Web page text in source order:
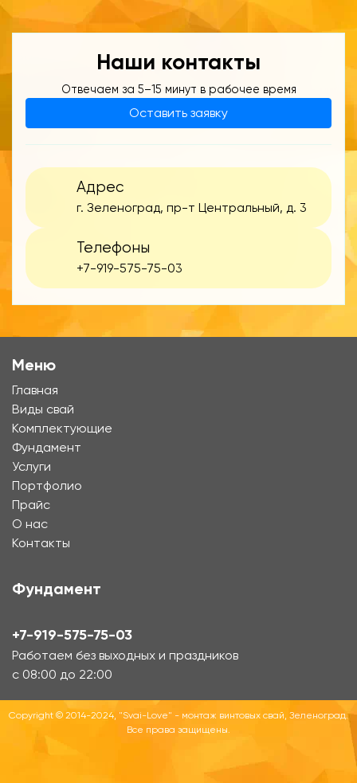
Наши контакты
Отвечаем за 5–15 минут в рабочее время
Оставить заявку
Адрес
г. Зеленоград, пр-т Центральный, д. 3
Телефоны
+7-919-575-75-03
Меню
Главная
Виды свай
Комплектующие
Фундамент
Услуги
Портфолио
Прайс
О нас
Контакты
Фундамент
+7-919-575-75-03
Работаем без выходных и праздников
с 08:00 до 22:00
Copyright © 2014-2024, "Svai-Love" - монтаж винтовых свай, Зеленоград.
Все права защищены.